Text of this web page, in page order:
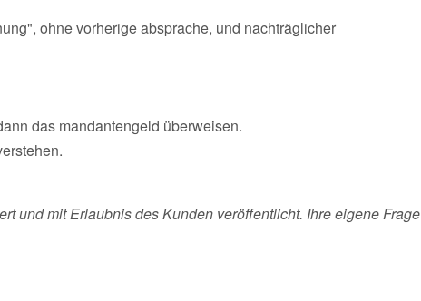
ohne vorherige absprache, und nachträglicher
das mandantengeld überweisen.
und mit Erlaubnis des Kunden veröffentlicht. Ihre eigene Frage